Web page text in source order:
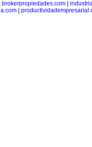
brokerpropiedades.com|